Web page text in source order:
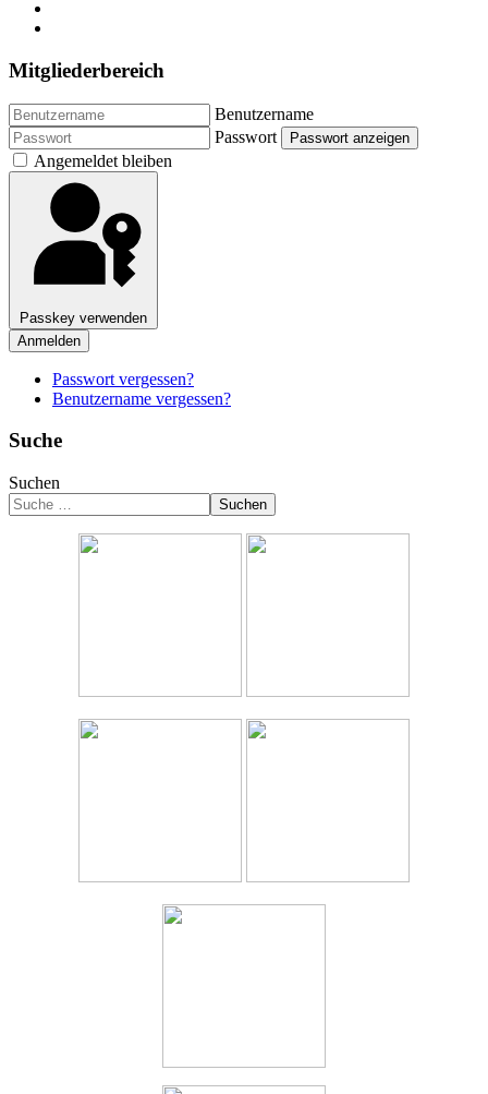
Mitgliederbereich
Benutzername
Passwort
Passwort anzeigen
Angemeldet bleiben
Passkey verwenden
Anmelden
Passwort vergessen?
Benutzername vergessen?
Suche
Suchen
Suchen